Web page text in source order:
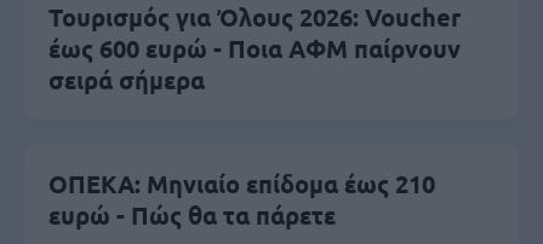
Τουρισμός για Όλους 2026: Voucher
έως 600 ευρώ - Ποια ΑΦΜ παίρνουν
σειρά σήμερα
ΟΠΕΚΑ: Μηνιαίο επίδομα έως 210
ευρώ - Πώς θα τα πάρετε